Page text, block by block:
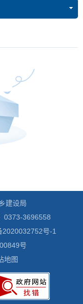
建设局
0373-3696558
2020032752号-1
号
地图